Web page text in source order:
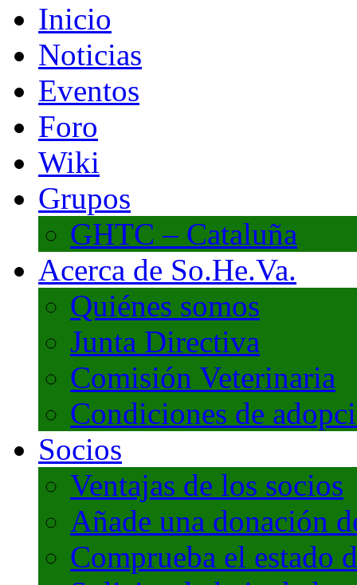
Inicio
Noticias
Eventos
Foro
Wiki
Grupos
GHTC – Cataluña
Acerca de So.He.Va.
Quiénes somos
Junta Directiva
Comisión Veterinaria
Condiciones de
Socios
Ventajas de los socios
Añade una donación
Comprueba el estado